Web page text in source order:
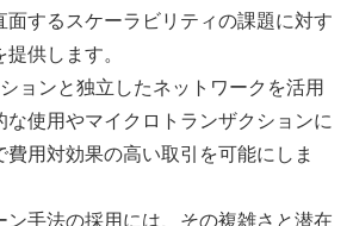
面するスケーラビリティの課題に対す
供します。
ョンと独立したネットワークを活用
な使用やマイクロトランザクションに
用対効果の高い取引を可能にしま
ン手法の採用には、その複雑さと潜在